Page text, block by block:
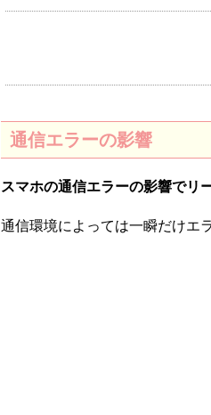
通信エラーの影響
スマホの通信エラーの影響でリ
通信環境によっては一瞬だけエ